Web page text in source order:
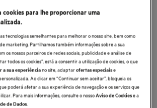
OdourClean Plus
Plus – filtragem avançada.
o Carbon Filter OdourClean Plus
Plus tem uma vida útil de 2 a 3 anos*.
pode ser facilmente limpo na máquina de lavar
cookies para lhe proporcionar uma
tecnologias semelhantes para melhorar o nosso site, bem como
marketing. Partilhamos também informações sobre a sua
os nossos parceiros de redes sociais, publicidade e análise de
todos os cookies”, está a consentir a utilização de cookies, o que
a sua experiênciano site, adaptarofertas especiaise
Ao clicar em “Continuar sem aceitar”, bloqueia os
poderá afetar a sua experiência de navegação e os serviços que
Para mais informações, consulte o nossoAviso de Cookiese a
de Dados.